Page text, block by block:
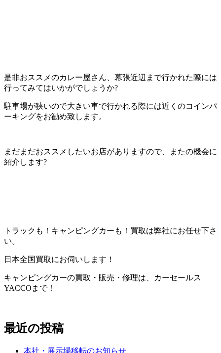
是非おススメのカレー屋さん、幕張近辺まで行かれた際には
行ってみてはいかがでしょうか?
駐車場が狭いので大きい車で行かれる際には近くのコインパ
ーキングをお勧め致します。
まだまだおススメしたいお店がありますので、またの機会に
紹介します?
トラックも！キャンピングカーも！買取は弊社にお任せ下さ
い。
日本全国買取にお伺いします！
キャンピングカーの買取・販売・修理は、カーセールス
YACCOまで！
最近の投稿
本社・展示場移転のお知らせ